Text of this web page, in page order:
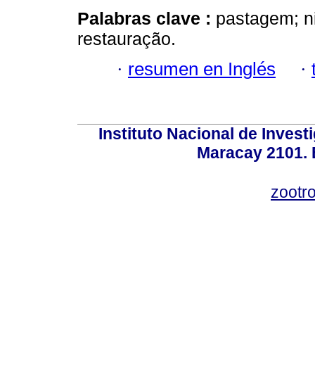
Palabras clave : pastagem;
restauração.
· resumen en Inglés ·
Instituto Nacional de
Maracay 2101.